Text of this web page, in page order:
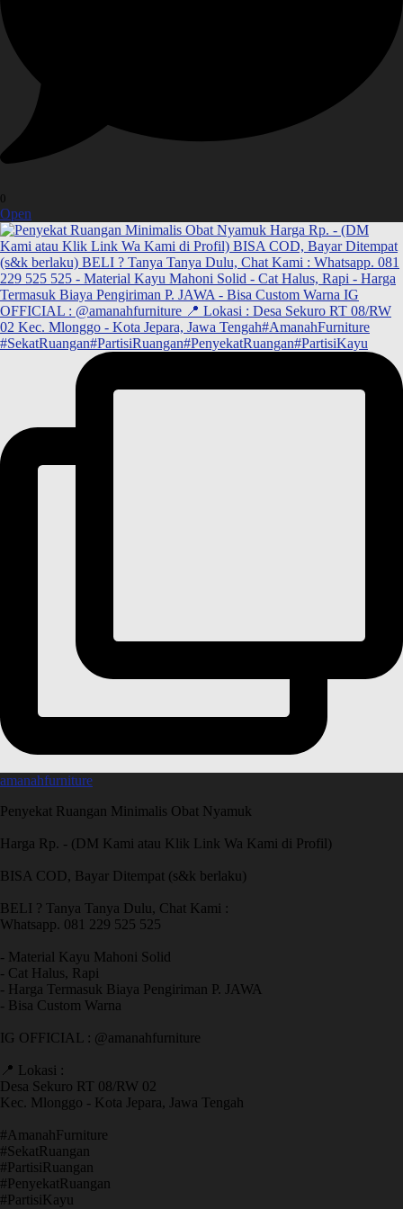
0
Open
amanahfurniture
Penyekat Ruangan Minimalis Obat Nyamuk
Harga Rp. - (DM Kami atau Klik Link Wa Kami di Profil)
BISA COD, Bayar Ditempat (s&k berlaku)
BELI ? Tanya Tanya Dulu, Chat Kami :
Whatsapp. 081 229 525 525
- Material Kayu Mahoni Solid
- Cat Halus, Rapi
- Harga Termasuk Biaya Pengiriman P. JAWA
- Bisa Custom Warna
IG OFFICIAL : @amanahfurniture
📍 Lokasi :
Desa Sekuro RT 08/RW 02
Kec. Mlonggo - Kota Jepara, Jawa Tengah
​#AmanahFurniture
​#SekatRuangan
​#PartisiRuangan
​#PenyekatRuangan
​#PartisiKayu